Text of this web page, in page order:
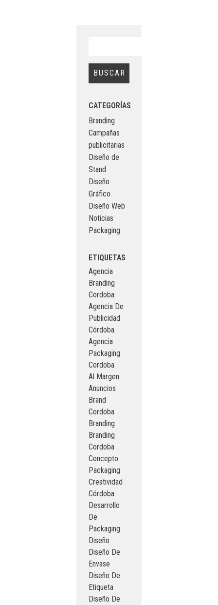
CATEGORÍAS
Branding
Campañas
publicitarias
Diseño de
Stand
Diseño
Gráfico
Diseño Web
Noticias
Packaging
ETIQUETAS
Agencia
Branding
Cordoba
Agencia De
Publicidad
Córdoba
Agencia
Packaging
Cordoba
Al Margen
Anuncios
Brand
Cordoba
Branding
Branding
Cordoba
Concepto
Packaging
Creatividad
Córdoba
Desarrollo
De
Packaging
Diseño
Diseño De
Envase
Diseño De
Etiqueta
Diseño De